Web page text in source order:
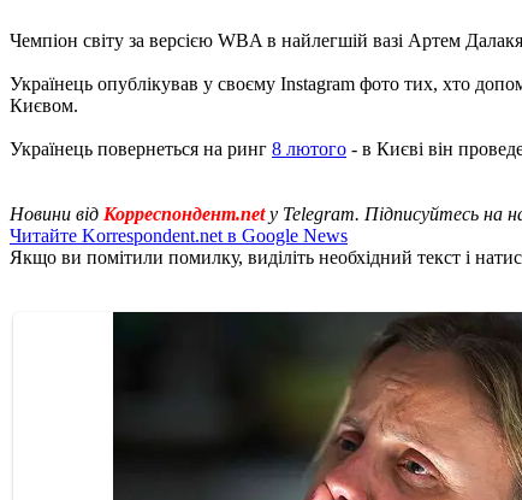
Чемпіон світу за версією WBA в найлегшій вазі Артем
Українець опублікував у своєму Instagram фото тих, хто
Києвом.
Українець повернеться на ринг 8 лютого - в Києві він
Новини від Корреспондент.net у Telegram. Підписуйтесь на
Читайте Korrespondent.net в Google News
Якщо ви помітили помилку, виділіть необхідний текст і